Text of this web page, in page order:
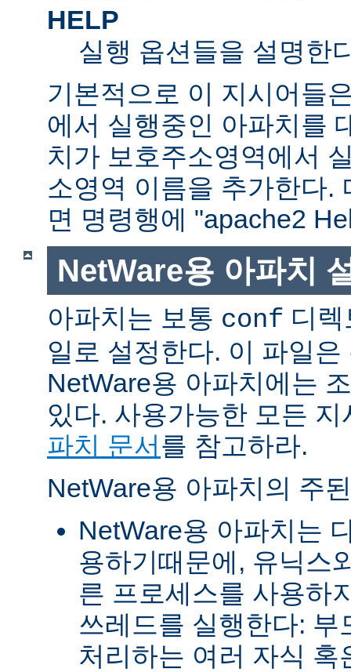
HELP
실행 옵션들을 설명한
기본적으로 이 지시어들
에서 실행중인 아파치를
치가 보호주소영역에서
소영역 이름을 추가한다.
면 명령행에 "apache2
NetWare용 아파치
아파치는 보통 conf 디
일로 설정한다. 이 파일
NetWare용 아파치에는
있다. 사용가능한 모든
파치 문서를 참고하라.
NetWare용 아파치의 주
NetWare용 아파치는
용하기때문에, 유닉스
른 프로세스를 사용하
쓰레드를 실행한다: 부
처리하는 여러 자식 혹